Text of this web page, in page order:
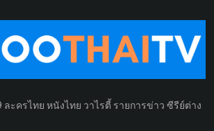
ละครไทย หนังไทย วาไรตี้ รายการข่าว ซีรีย์ต่าง